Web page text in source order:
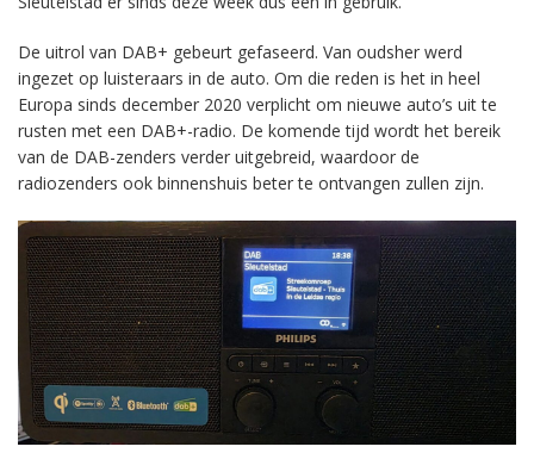
De uitrol van DAB+ gebeurt gefaseerd. Van oudsher werd
ingezet op luisteraars in de auto. Om die reden is het in heel
Europa sinds december 2020 verplicht om nieuwe auto’s uit te
rusten met een DAB+-radio. De komende tijd wordt het bereik
van de DAB-zenders verder uitgebreid, waardoor de
radiozenders ook binnenshuis beter te ontvangen zullen zijn.